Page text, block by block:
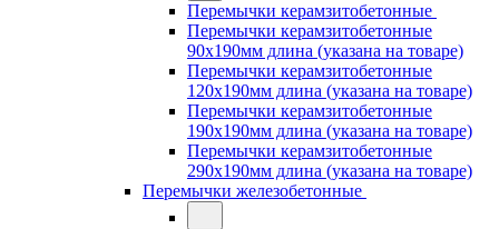
Перемычки керамзитобетонные
Перемычки керамзитобетонные
90x190мм длина (указана на товаре)
Перемычки керамзитобетонные
120x190мм длина (указана на товаре)
Перемычки керамзитобетонные
190x190мм длина (указана на товаре)
Перемычки керамзитобетонные
290x190мм длина (указана на товаре)
Перемычки железобетонные